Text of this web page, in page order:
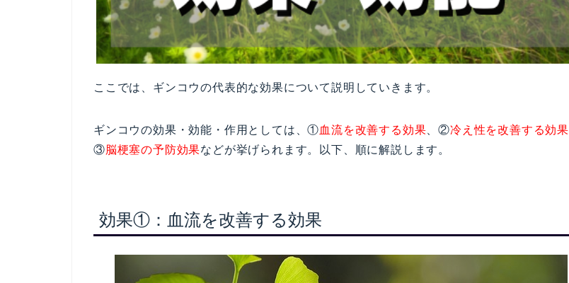
ここでは、ギンコウの代表的な効果について説明していきます。
ギンコウの効果・効能・作用としては、①血流を改善する効果 、②冷え性を改善する効果
③ 脳梗塞の予防効果などが挙げられます。以下、順に解説します。
効果①：血流を改善する効果